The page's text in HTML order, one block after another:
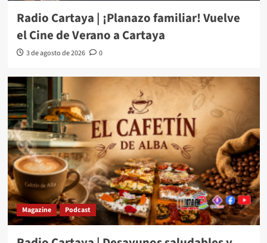
Radio Cartaya | ¡Planazo familiar! Vuelve
el Cine de Verano a Cartaya
3 de agosto de 2026 0
Magazine Podcast